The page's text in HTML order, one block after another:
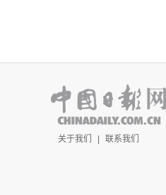
关于我们 | 联系我们